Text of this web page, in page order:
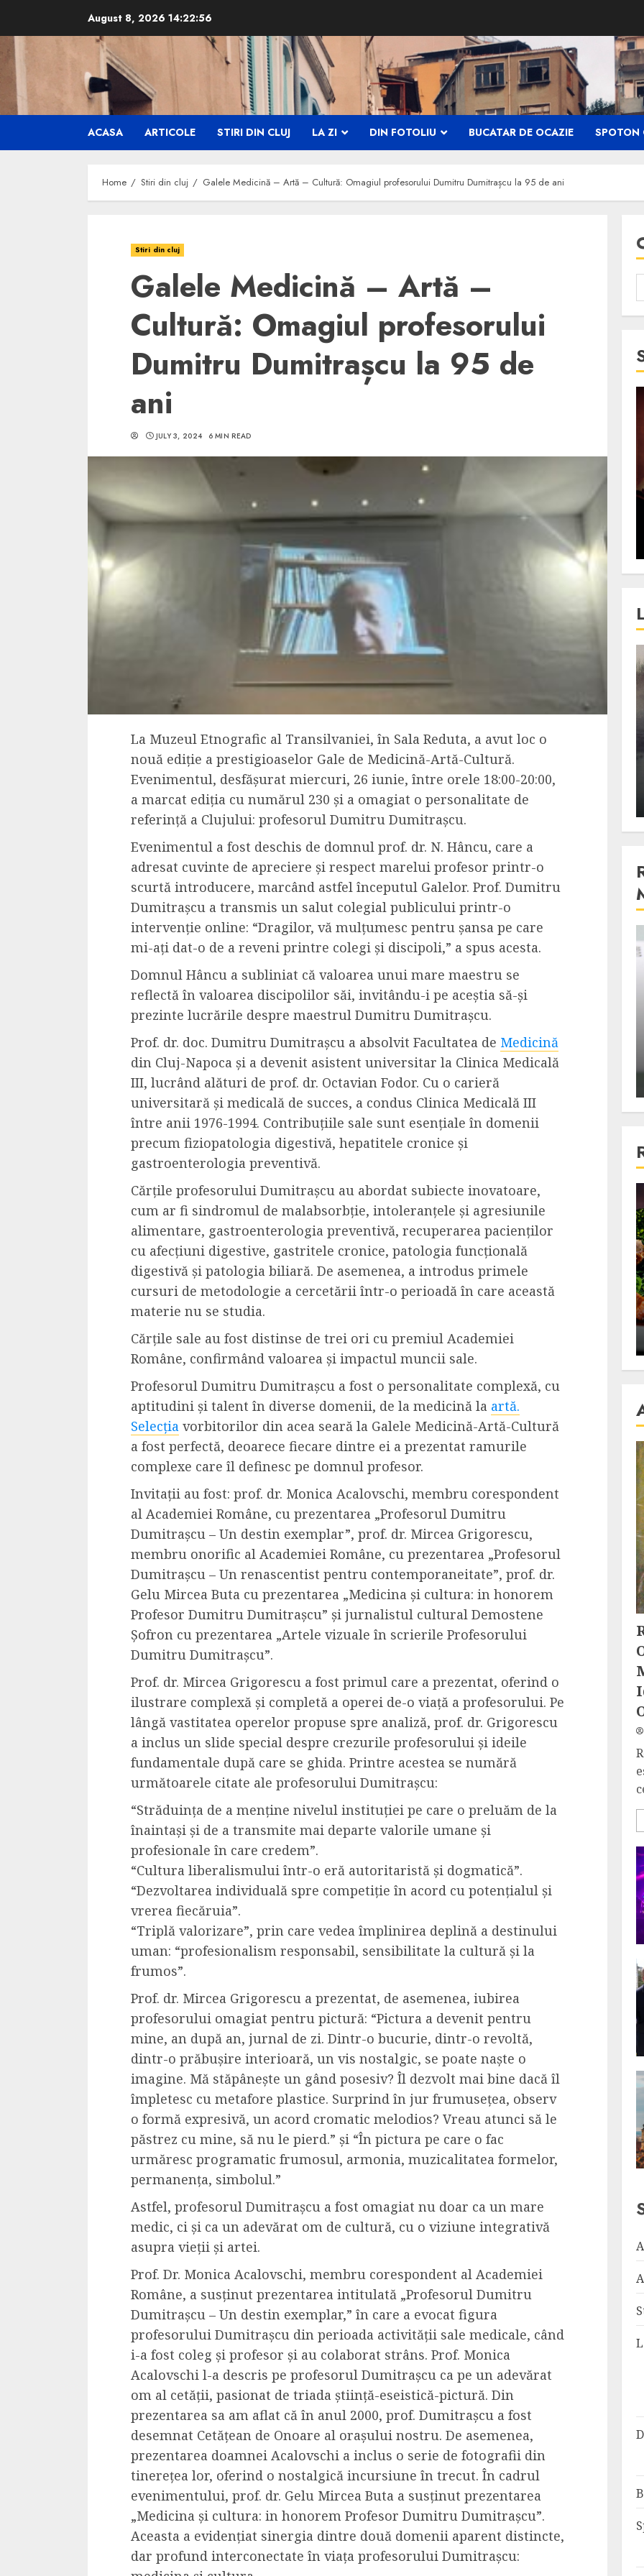
content
August 8, 2026 14:22:57
ACASA ARTICOLE STIRI DIN CLUJ LA ZI DIN FOTOLIU BUCATAR DE OCAZIE SPOTON
Home Stiri din cluj Galele Medicină – Artă – Cultură: Omagiul profesorului Dumitru Dumitrașcu la 95 de ani
Stiri din cluj
Galele Medicină – Artă –
Cultură: Omagiul profesorului
Dumitru Dumitrașcu la 95 de
ani
JULY 3, 2024 6 MIN READ
La Muzeul Etnografic al Transilvaniei, în Sala Reduta, a avut loc o
nouă ediție a prestigioaselor Gale de Medicină-Artă-Cultură.
Evenimentul, desfășurat miercuri, 26 iunie, între orele 18:00-20:00,
a marcat ediția cu numărul 230 și a omagiat o personalitate de
referință a Clujului: profesorul Dumitru Dumitrașcu.
Evenimentul a fost deschis de domnul prof. dr. N. Hâncu, care a
adresat cuvinte de apreciere și respect marelui profesor printr-o
scurtă introducere, marcând astfel începutul Galelor. Prof. Dumitru
Dumitrașcu a transmis un salut colegial publicului printr-o
intervenție online: “Dragilor, vă mulțumesc pentru șansa pe care
mi-ați dat-o de a reveni printre colegi și discipoli,” a spus acesta.
Domnul Hâncu a subliniat că valoarea unui mare maestru se
reflectă în valoarea discipolilor săi, invitându-i pe aceștia să-și
prezinte lucrările despre maestrul Dumitru Dumitrașcu.
Prof. dr. doc. Dumitru Dumitrașcu a absolvit Facultatea de Medicină
din Cluj-Napoca și a devenit asistent universitar la Clinica Medicală
III, lucrând alături de prof. dr. Octavian Fodor. Cu o carieră
universitară și medicală de succes, a condus Clinica Medicală III
între anii 1976-1994. Contribuțiile sale sunt esențiale în domenii
precum fiziopatologia digestivă, hepatitele cronice și
gastroenterologia preventivă.
Cărțile profesorului Dumitrașcu au abordat subiecte inovatoare,
cum ar fi sindromul de malabsorbție, intoleranțele și agresiunile
alimentare, gastroenterologia preventivă, recuperarea pacienților
cu afecțiuni digestive, gastritele cronice, patologia funcțională
digestivă și patologia biliară. De asemenea, a introdus primele
cursuri de metodologie a cercetării într-o perioadă în care această
materie nu se studia.
Cărțile sale au fost distinse de trei ori cu premiul Academiei
Române, confirmând valoarea și impactul muncii sale.
Profesorul Dumitru Dumitrașcu a fost o personalitate complexă, cu
aptitudini și talent în diverse domenii, de la medicină la artă.
Selecția vorbitorilor din acea seară la Galele Medicină-Artă-Cultură
a fost perfectă, deoarece fiecare dintre ei a prezentat ramurile
complexe care îl definesc pe domnul profesor.
Invitații au fost: prof. dr. Monica Acalovschi, membru corespondent
al Academiei Române, cu prezentarea „Profesorul Dumitru
Dumitrașcu – Un destin exemplar”, prof. dr. Mircea Grigorescu,
membru onorific al Academiei Române, cu prezentarea „Profesorul
Dumitrașcu – Un renascentist pentru contemporaneitate”, prof. dr.
Gelu Mircea Buta cu prezentarea „Medicina și cultura: in honorem
Profesor Dumitru Dumitrașcu” și jurnalistul cultural Demostene
Șofron cu prezentarea „Artele vizuale în scrierile Profesorului
Dumitru Dumitrașcu”.
Prof. dr. Mircea Grigorescu a fost primul care a prezentat, oferind o
ilustrare complexă și completă a operei de-o viață a profesorului. Pe
lângă vastitatea operelor propuse spre analiză, prof. dr. Grigorescu
a inclus un slide special despre crezurile profesorului și ideile
fundamentale după care se ghida. Printre acestea se numără
următoarele citate ale profesorului Dumitrașcu:
“Străduința de a menține nivelul instituției pe care o preluăm de la
înaintași și de a transmite mai departe valorile umane și
profesionale în care credem”.
“Cultura liberalismului într-o eră autoritaristă și dogmatică”.
“Dezvoltarea individuală spre competiție în acord cu potențialul și
vrerea fiecăruia”.
“Triplă valorizare”, prin care vedea împlinirea deplină a destinului
uman: “profesionalism responsabil, sensibilitate la cultură și la
frumos”.
Prof. dr. Mircea Grigorescu a prezentat, de asemenea, iubirea
profesorului omagiat pentru pictură: “Pictura a devenit pentru
mine, an după an, jurnal de zi. Dintr-o bucurie, dintr-o revoltă,
dintr-o prăbușire interioară, un vis nostalgic, se poate naște o
imagine. Mă stăpânește un gând posesiv? Îl dezvolt mai bine dacă îl
împletesc cu metafore plastice. Surprind în jur frumusețea, observ
o formă expresivă, un acord cromatic melodios? Vreau atunci să le
păstrez cu mine, să nu le pierd.” și “În pictura pe care o fac
urmăresc programatic frumosul, armonia, muzicalitatea formelor,
permanența, simbolul.”
Astfel, profesorul Dumitrașcu a fost omagiat nu doar ca un mare
medic, ci și ca un adevărat om de cultură, cu o viziune integrativă
asupra vieții și artei.
Prof. Dr. Monica Acalovschi, membru corespondent al Academiei
Române, a susținut prezentarea intitulată „Profesorul Dumitru
Dumitrașcu – Un destin exemplar,” în care a evocat figura
profesorului Dumitrașcu din perioada activității sale medicale, când
i-a fost coleg și profesor și au colaborat strâns. Prof. Monica
Acalovschi l-a descris pe profesorul Dumitrașcu ca pe un adevărat
om al cetății, pasionat de triada știință-eseistică-pictură. Din
prezentarea sa am aflat că în anul 2000, prof. Dumitrașcu a fost
desemnat Cetățean de Onoare al orașului nostru. De asemenea,
prezentarea doamnei Acalovschi a inclus o serie de fotografii din
tinerețea lor, oferind o nostalgică incursiune în trecut. În cadrul
evenimentului, prof. dr. Gelu Mircea Buta a susținut prezentarea
„Medicina și cultura: in honorem Profesor Dumitru Dumitrașcu”.
Aceasta a evidențiat sinergia dintre două domenii aparent distincte,
dar profund interconectate în viața profesorului Dumitrașcu:
SpotOn Cluj
Ce poti vizita in jurul
Clujului cand te afli intr-un
weekend prelungit in
“Orasul Comoara”?
ALEXANDRU S. MAY 31, 2023
Festivalurile Clujului. De
ce atrage Clujul tinerii si
pe cei mai in varsta an de
an?
DECEMBER 13, 2023
La zi
Razboiul din Gaza, scanteia
fatala pentru Orientul
Mijlociu?
ALEXANDRU S. NOVEMBER 1, 2023
Stiinta
Lumina ar putea contribui
si ea la evaporarea apei in
natura
ALEXANDRU S. DECEMBER 27, 2023
3 min read
Dungeons & Dragons:
Onoare printre hoti, un
film ca un joc care te
cucereste de la primele
cadre
ALEXANDRU S. MAY 17, 2023
4 min read
Din fotoliu
The Killer, un film care nu a
reusit sa se ridice la
nivelul asteptarilor
publicului si criticilor
ALEXANDRU S. DECEMBER 6, 2023
Bucatar de ocazie
Cele mai delicioase retete
cu piept de curcan
ALEXANDRU S. MAY 24, 2023
Bucatar de ocazie
3 retete delicioase in care
carnea de rata e vedeta
ALEXANDRU S. NOVEMBER 29, 2023